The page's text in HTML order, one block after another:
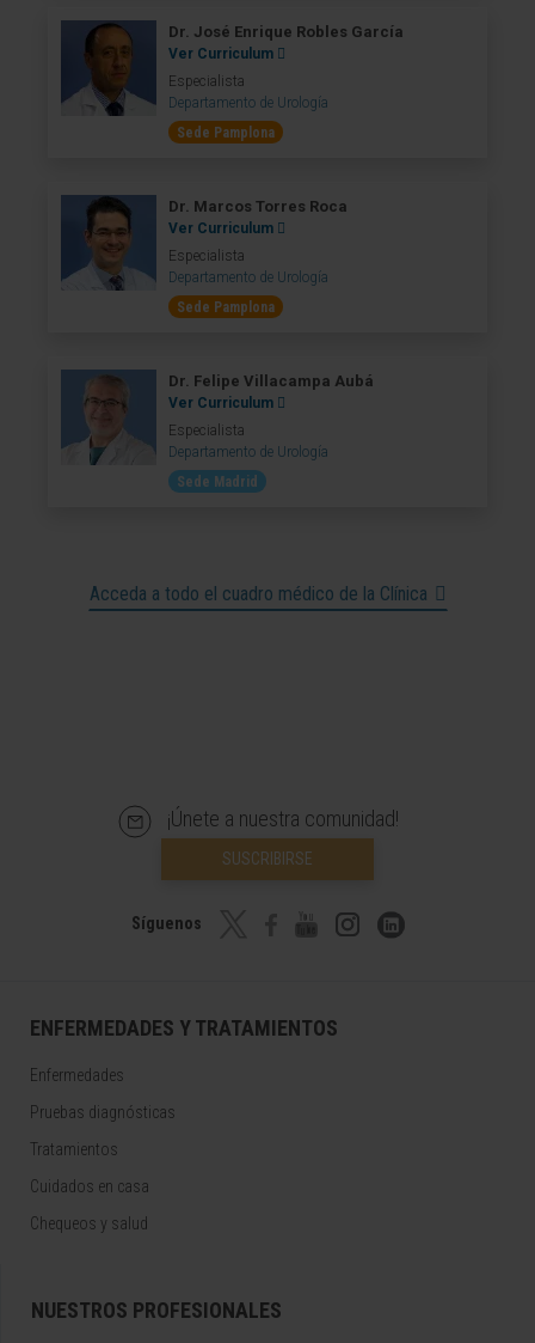
Dr. José Enrique Robles García
Ver Curriculum
Especialista
Departamento de Urología
Sede Pamplona
Dr. Marcos Torres Roca
Ver Curriculum
Especialista
Departamento de Urología
Sede Pamplona
Dr. Felipe Villacampa Aubá
Ver Curriculum
Especialista
Departamento de Urología
Sede Madrid
Acceda a todo el cuadro médico de la Clínica
¡Únete a nuestra comunidad!
SUSCRIBIRSE
Síguenos
ENFERMEDADES Y TRATAMIENTOS
Enfermedades
Pruebas diagnósticas
Tratamientos
Cuidados en casa
Chequeos y salud
NUESTROS PROFESIONALES